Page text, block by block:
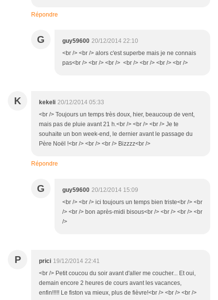
Répondre
G guy59600 20/12/2014 22:10
<br /> <br /> alors c'est superbe mais je ne connais
pas<br /> <br /> <br /> <br /> <br /> <br /> <br />
K kekeli 20/12/2014 05:33
<br /> Toujours un temps très doux, hier, beaucoup de vent,
mais pas de pluie avant 21 h.<br /> <br /> <br /> Je te
souhaite un bon week-end, le dernier avant le passage du
Père Noël !<br /> <br /> <br /> Bizzzz<br />
Répondre
G guy59600 20/12/2014 15:09
<br /> <br /> ici toujours un temps bien triste<br /> <br
/> <br /> bon après-midi bisous<br /> <br /> <br /> <br
/>
P prici 19/12/2014 22:41
<br /> Petit coucou du soir avant d'aller me coucher... Et oui,
demain encore 2 heures de cours avant les vacances,
enfin!!!!! Le fiston va mieux, plus de fièvre!<br /> <br /> <br />